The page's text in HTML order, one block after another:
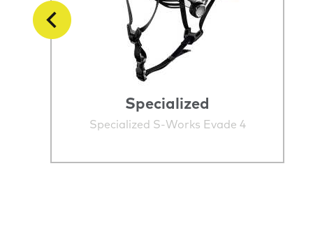
Specialized
Specialized S-Works Evade 4